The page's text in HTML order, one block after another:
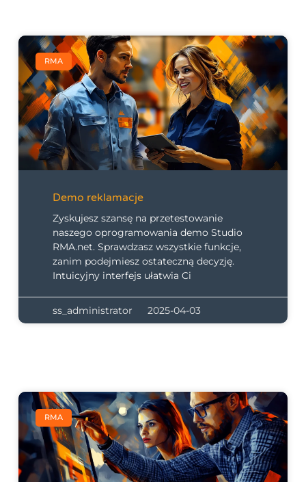
RMA
Demo reklamacje
Zyskujesz szansę na przetestowanie
naszego oprogramowania demo Studio
RMA.net. Sprawdzasz wszystkie funkcje,
zanim podejmiesz ostateczną decyzję.
Intuicyjny interfejs ułatwia Ci
ss_administrator 2025-04-03
RMA